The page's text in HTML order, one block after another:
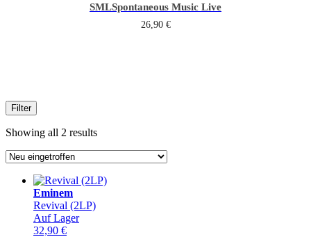
SMLSpontaneous Music Live
26,90 €
Filter
Showing all 2 resultsSorted
Eminem
Revival (2LP)
Auf Lager
32,90 €